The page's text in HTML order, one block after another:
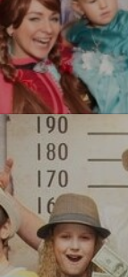
УЗНАТЬ БОЛЬШЕ